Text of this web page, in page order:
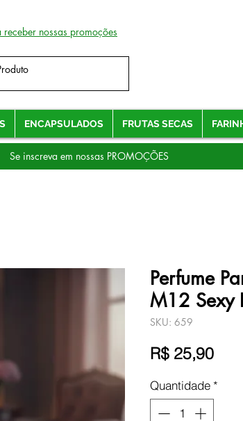
nossas promoções
ENCAPSULADOS FRUTAS SECAS
Se inscreva em nossas PROMOÇÕES
Perfume
M12 Sexy
SKU: 659
R$ 25,90
Quantidade *